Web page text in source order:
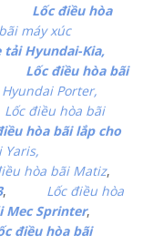
Lốc điều hòa
máy xúc
tải Hyundai-Kia,
Lốc điều hòa bãi
Porter,
Lốc điều hòa bãi
hòa bãi lắp cho
Yaris,
hòa bãi Matiz,
, Lốc điều hòa
Mec Sprinter,
điều hòa bãi